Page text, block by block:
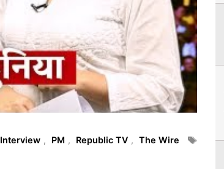
Tags
Interview , PM , Republic TV , The Wire